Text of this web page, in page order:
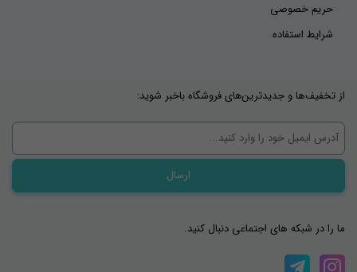
حریم خصوصی
شرایط استفاده
از تخفیف‌ها و جدیدترین‌های فروشگاه باخبر شوید:
ما را در شبکه های اجتماعی دنبال کنید.